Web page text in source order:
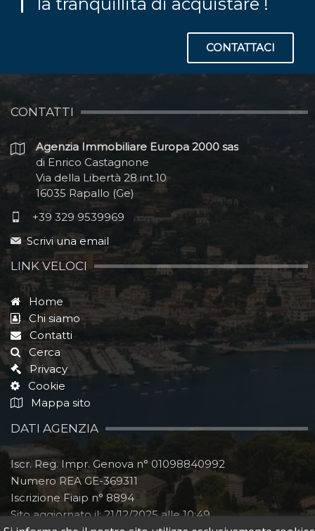
CONTATTACI
CONTATTI
Agenzia Immobiliare Europa 2000 sas
di Enrico Castagnone
Via della Libertà 28 int.10
16035 Rapallo (Ge)
+39 329 9539969
Scrivi una email
LINK VELOCI
Home
Chi siamo
Contatti
Cerca
Privacy
Cookie
Mappa sito
DATI AGENZIA
Iscr. Reg. Impr. Genova n° 01098840992
Numero REA GE-369311
Iscrizione Fiaip n° 8894
Sito aggiornato il:21/12/2025 alle 10:49